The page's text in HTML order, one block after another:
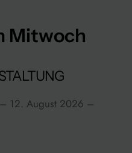
Mitwoch
– 12. August 2026 –